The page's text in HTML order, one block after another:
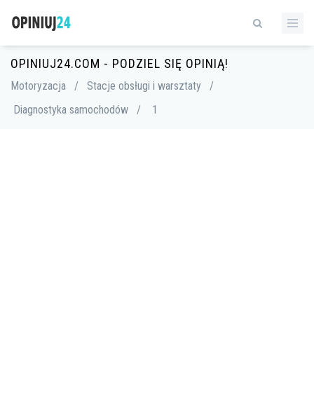
OPINIUJ24.COM - PODZIEL SIĘ OPINIĄ!
Motoryzacja / Stacje obsługi i warsztaty
/
Diagnostyka samochodów
/ 1